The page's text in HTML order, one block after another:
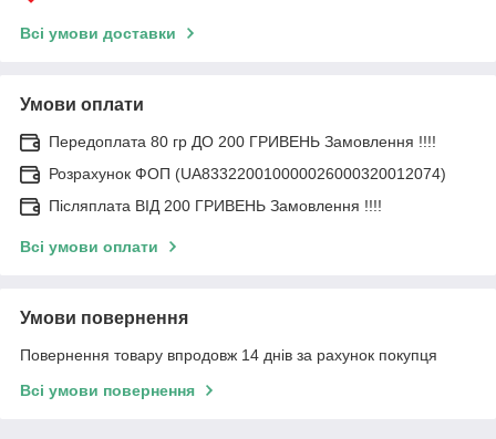
Всі умови доставки
Умови оплати
Передоплата 80 гр ДО 200 ГРИВЕНЬ Замовлення !!!!
Розрахунок ФОП (UA833220010000026000320012074)
Післяплата ВІД 200 ГРИВЕНЬ Замовлення !!!!
Всі умови оплати
Умови повернення
Повернення товару впродовж 14 днів за рахунок покупця
Всі умови повернення